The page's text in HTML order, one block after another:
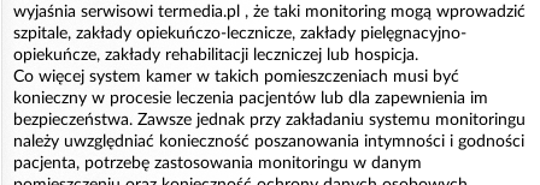
wyjaśnia serwisowi termedia.pl , że taki monitoring mogą wprowadzić
szpitale, zakłady opiekuńczo-lecznicze, zakłady pielęgnacyjno-
opiekuńcze, zakłady rehabilitacji leczniczej lub hospicja.
Co więcej system kamer w takich pomieszczeniach musi być
konieczny w procesie leczenia pacjentów lub dla zapewnienia im
bezpieczeństwa. Zawsze jednak przy zakładaniu systemu monitoringu
należy uwzględniać konieczność poszanowania intymności i godności
pacjenta, potrzebę zastosowania monitoringu w danym